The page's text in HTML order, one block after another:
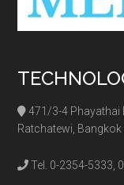
471/3-4 Phayathai
Ratchatewi, Bangkok
Tel. 0-2354-5333,